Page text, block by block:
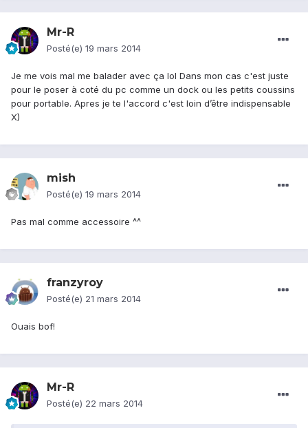
Mr-R
Posté(e) 19 mars 2014
Je me vois mal me balader avec ça lol Dans mon cas c'est juste
pour le poser à coté du pc comme un dock ou les petits coussins
pour portable. Apres je te l'accord c'est loin d’être indispensable
X)
mish
Posté(e) 19 mars 2014
Pas mal comme accessoire ^^
franzyroy
Posté(e) 21 mars 2014
Ouais bof!
Mr-R
Posté(e) 22 mars 2014